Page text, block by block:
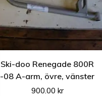
Ski-doo Renegade 800R
-08 A-arm, övre, vänster
900.00 kr